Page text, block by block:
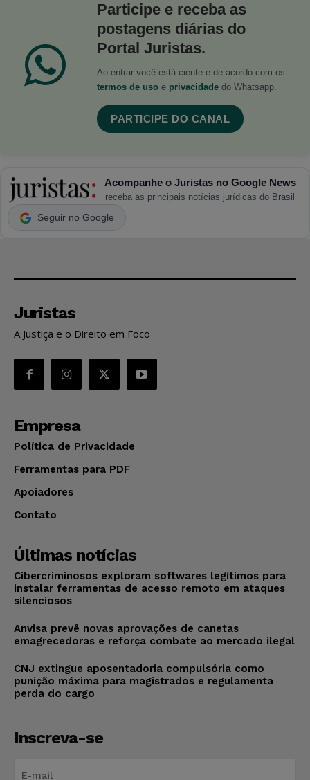
Participe e receba as
postagens diárias do
Portal Juristas.
Ao entrar você está ciente e de acordo com os
termos de uso e privacidade do Whatsapp.
PARTICIPE DO CANAL
Acompanhe o Juristas no Google News
receba as principais notícias jurídicas do Brasil
Seguir no Google
Juristas
A Justiça e o Direito em Foco
Empresa
Política de Privacidade
Ferramentas para PDF
Apoiadores
Contato
Últimas notícias
Cibercriminosos exploram softwares legítimos para
instalar ferramentas de acesso remoto em ataques
silenciosos
Anvisa prevê novas aprovações de canetas
emagrecedoras e reforça combate ao mercado ilegal
CNJ extingue aposentadoria compulsória como
punição máxima para magistrados e regulamenta
perda do cargo
Inscreva-se